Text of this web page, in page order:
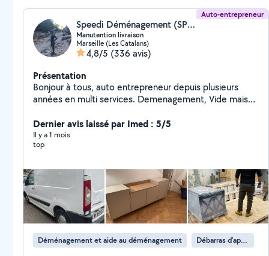
Auto-entrepreneur
Speedi Déménagement (SPEEDI DEMENAGEMENT)
Manutention livraison
Marseille (Les Catalans)
4,8/5 (336 avis)
Présentation
Bonjour à tous, auto entrepreneur depuis plusieurs
années en multi services. Demenagement, Vide maison
Intervention dans la région PACA et toute la France.
Vous pouvez me contacter directement sur mon profil,
je serais ravi de vous faciliter ces tâches. Manutention
Dernier avis laissé par Imed : 5/5
Il y a 1 mois
top
Déménagement et aide au déménagement Débarras d'appartement